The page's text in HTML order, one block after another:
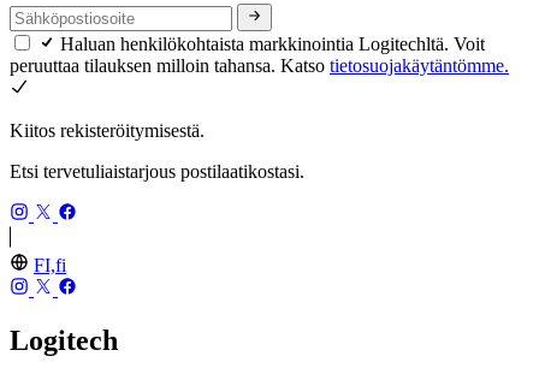
Haluan henkilökohtaista markkinointia Logitechltä. Voit
peruuttaa tilauksen milloin tahansa. Katso tietosuojakäytäntömme.
Kiitos rekisteröitymisestä.
Etsi tervetuliaistarjous postilaatikostasi.
FI,fi
Logitech